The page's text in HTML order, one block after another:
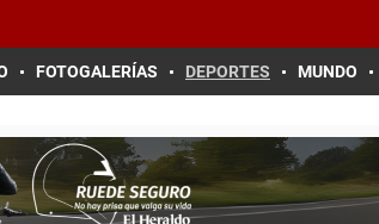
FOTOGALERÍAS DEPORTES MUNDO